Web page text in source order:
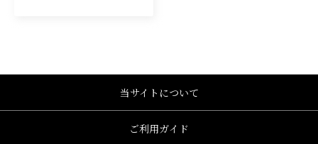
当サイトについて
ご利用ガイド